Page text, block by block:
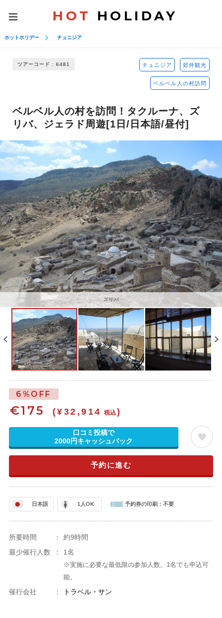
toggle
navigation
HOT HOLIDAY
ホットホリデー チュニジア
ツアーコード : 6481 チュニジア 郊外観光
ベルベル人の村訪問
ベルベル人の村を訪問！タクルーナ、ズ
リバ、ジェラド周遊[1日/日本語/昼付]
ズリバ
6%OFF
€175 (¥32,914 税込)
口コミ投稿で
2000円キャッシュバック
予約に進む
日本語 1人OK 予約券の印刷： 不要
所要時間 ：
約9時間
最少催行人数
： 1名
※実施に必要な最低限の参加人数。1名でも申込可
能。
催行会社 ： トラベル・サン